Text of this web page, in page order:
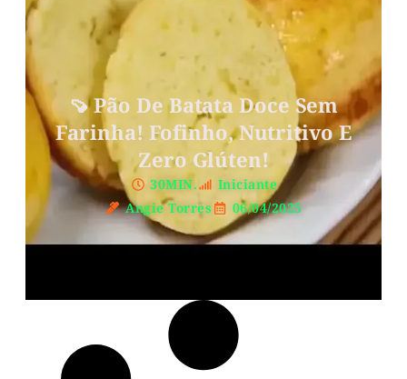
🍠 Pão De Batata Doce Sem
Farinha! Fofinho, Nutritivo E
Zero Glúten!
30MIN.
Iniciante
Angie Torres
06/04/2025